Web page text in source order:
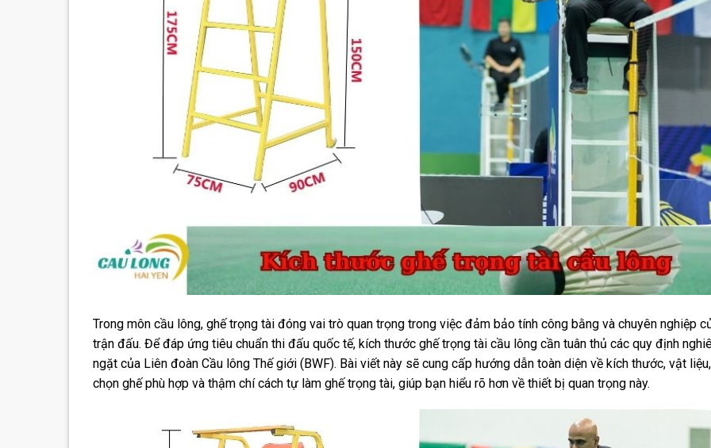
Trong môn cầu lông, ghế trọng tài đóng vai trò quan trọng trong việc đảm bảo tính công bằng và chuyên nghiệp
trận đấu. Để đáp ứng tiêu chuẩn thi đấu quốc tế, kích thước ghế trọng tài cầu lông cần tuân thủ các quy định
ngặt của Liên đoàn Cầu lông Thế giới (BWF). Bài viết này sẽ cung cấp hướng dẫn toàn diện về kích thước, vật
chọn ghế phù hợp và thậm chí cách tự làm ghế trọng tài, giúp bạn hiểu rõ hơn về thiết bị quan trọng này.